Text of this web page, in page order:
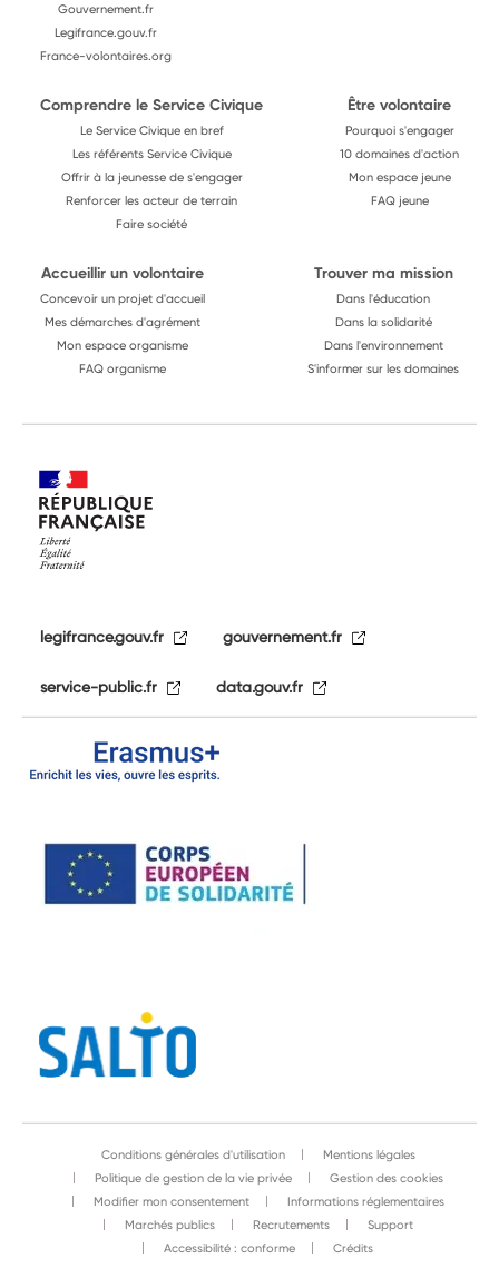
Gouvernement.fr
Legifrance.gouv.fr
France-volontaires.org
Comprendre le Service Civique
Le Service Civique en bref
Les référents Service Civique
Offrir à la jeunesse de s'engager
Renforcer les acteur de terrain
Faire société
Être volontaire
Pourquoi s'engager
10 domaines d'action
Mon espace jeune
FAQ jeune
Accueillir un volontaire
Concevoir un projet d'accueil
Mes démarches d'agrément
Mon espace organisme
FAQ organisme
Trouver ma mission
Dans l'éducation
Dans la solidarité
Dans l'environnement
S'informer sur les domaines
legifrance.gouv.fr gouvernement.fr
service-public.fr data.gouv.fr
Conditions générales d'utilisation
Mentions légales
Politique de gestion de la vie privée
Gestion des cookies
Modifier mon consentement
Informations réglementaires
Marchés publics
Recrutements
Support
Accessibilité : conforme
Crédits